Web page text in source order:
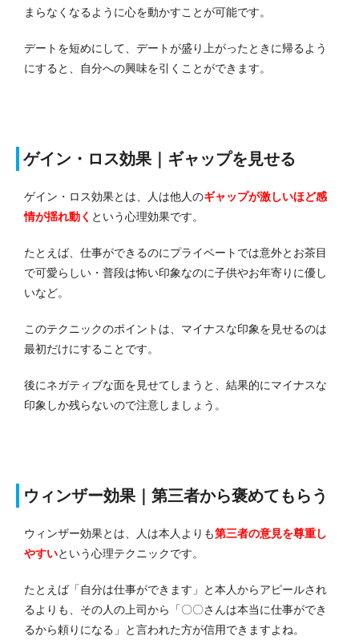
まらなくなるように心を動かすことが可能です。
デートを短めにして、デートが盛り上がったときに帰るよう
にすると、
自分への興味を引くことができます。
ゲイン・ロス効果｜ギャップを見せる
ゲイン・ロス効果とは、人は他人のギャップが激しいほど感
情が揺れ動く という心理効果です。
たとえば、仕事ができるのにプライベートでは意外とお茶目
で可愛らしい・普段は怖い印象なのに子供やお年寄りに優し
いなど。
このテクニックのポイントは、マイナスな印象を見せるのは
最初だけにすることです。
後にネガティブな面を見せてしまうと、結果的にマイナスな
印象しか残らないので注意しましょう。
ウィンザー効果｜第三者から褒めてもらう
ウィンザー効果とは、人は本人よりも第三者の意見を尊重し
やすいという心理テクニックです。
たとえば「自分は仕事ができます」と本人からアピールされ
るよりも、その人の上司から「〇〇さんは本当に仕事ができ
るから頼りになる」と言われた方が信用できますよね。